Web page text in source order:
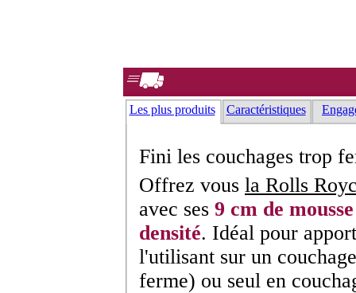
Les plus produits Caractéristiques
Fini les couchages trop
Offrez vous la Rolls
avec ses 9 cm de
densité. Idéal pour
l'utilisant sur un
ferme) ou seul en